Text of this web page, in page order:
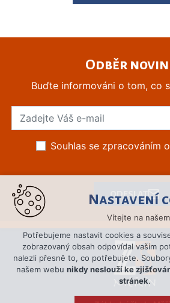
Odběr
Buďte informováni o tom, co
Souhlas se zpracováním
Nastavení
Vítejte na
Potřebujeme nastavit cookies a
zobrazovaný obsah odpovídal vašim
nalezli přesně to, co potřebujete.
našem webu nikdy neslouží ke
stránek.